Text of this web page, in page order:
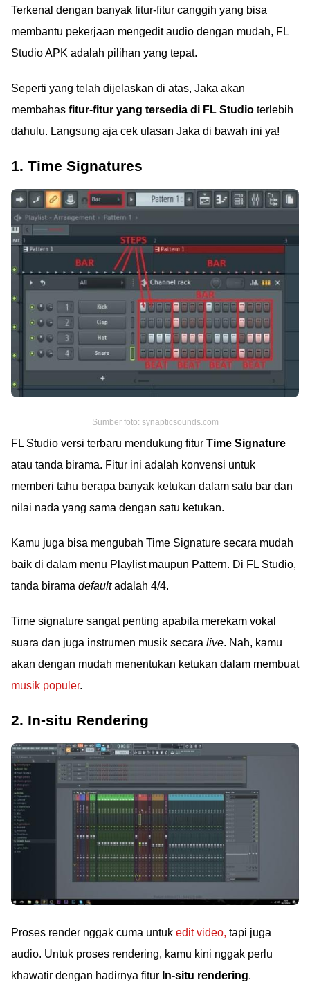
Terkenal dengan banyak fitur-fitur canggih yang bisa
membantu pekerjaan mengedit audio dengan mudah, FL
Studio APK adalah pilihan yang tepat.
Seperti yang telah dijelaskan di atas, Jaka akan
membahas fitur-fitur yang tersedia di FL Studio terlebih
dahulu. Langsung aja cek ulasan Jaka di bawah ini ya!
1. Time Signatures
Sumber foto: synapticsounds.com
FL Studio versi terbaru mendukung fitur Time Signature
atau tanda birama. Fitur ini adalah konvensi untuk
memberi tahu berapa banyak ketukan dalam satu bar dan
nilai nada yang sama dengan satu ketukan.
Kamu juga bisa mengubah Time Signature secara mudah
baik di dalam menu Playlist maupun Pattern. Di FL Studio,
tanda birama defaultadalah 4/4.
Time signature sangat penting apabila merekam vokal
suara dan juga instrumen musik secara live. Nah, kamu
akan dengan mudah menentukan ketukan dalam membuat
musik populer.
2. In-situ Rendering
Proses render nggak cuma untuk edit video, tapi juga
audio. Untuk proses rendering, kamu kini nggak perlu
khawatir dengan hadirnya fitur In-situ rendering.